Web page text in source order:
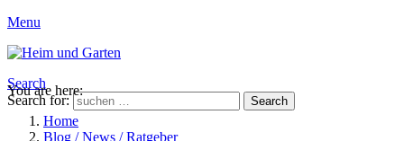
Menu
Search
Search for:
Search
You are here:
Home
Blog / News / Ratgeber